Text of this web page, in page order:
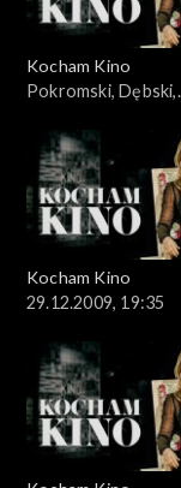
Kocham Kino
Pokromski, Dębski,
Kocham Kino
29.12.2009, 19:35